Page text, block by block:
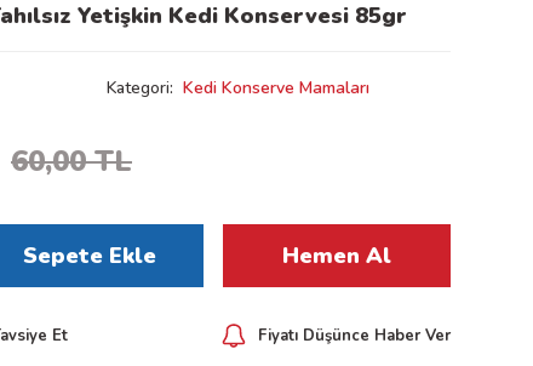
Yetişkin Kedi Konservesi 85gr
Kategori Kedi Konserve Mamaları
60,00 TL
Sepete Ekle Hemen Al
Et Fiyatı Düşünce Haber Ver